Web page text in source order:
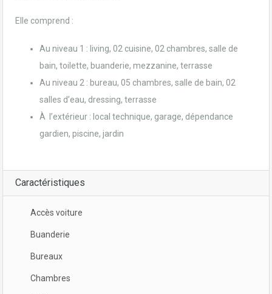
Elle comprend :
Au niveau 1 : living, 02 cuisine, 02 chambres, salle de
bain, toilette, buanderie, mezzanine, terrasse
Au niveau 2 : bureau, 05 chambres, salle de bain, 02
salles d’eau, dressing, terrasse
À l’extérieur : local technique, garage, dépendance
gardien, piscine, jardin
Caractéristiques
Accès voiture
Buanderie
Bureaux
Chambres